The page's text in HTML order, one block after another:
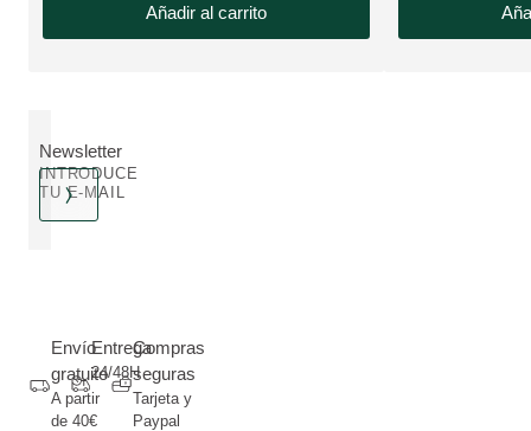
Añadir al carrito
Newsletter
INTRODUCE
TU E-MAIL
Envío
gratuito
A partir
de 40€
Entrega
24/48H
Compras
seguras
Tarjeta y
Paypal